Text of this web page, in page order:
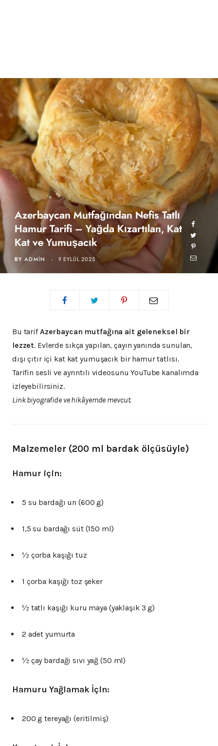
Azerbaycan Mutfağından Nefis Tatlı
Hamur Tarifi – Yağda Kızartılan, Kat
Kat ve Yumuşacık
BY ADMIN 9 EYLÜL 2025
Bu tarifAzerbaycan mutfağına ait geleneksel bir
lezzet. Evlerde sıkça yapılan, çayın yanında sunulan,
dışı çıtır içi kat kat yumuşacık bir hamur tatlısı.
Tarifin sesli ve ayrıntılı videosunu YouTube kanalımda
izleyebilirsiniz.
Link biyografide ve hikâyemde mevcut.
Malzemeler (200 ml bardak ölçüsüyle)
Hamur için:
5 su bardağı un (600 g)
1,5 su bardağı süt (150 ml)
½ çorba kaşığı tuz
1 çorba kaşığı toz şeker
½ tatlı kaşığı kuru maya (yaklaşık 3 g)
2 adet yumurta
½ çay bardağı sıvı yağ (50 ml)
Hamuru Yağlamak İçin:
200 g tereyağı (eritilmiş)